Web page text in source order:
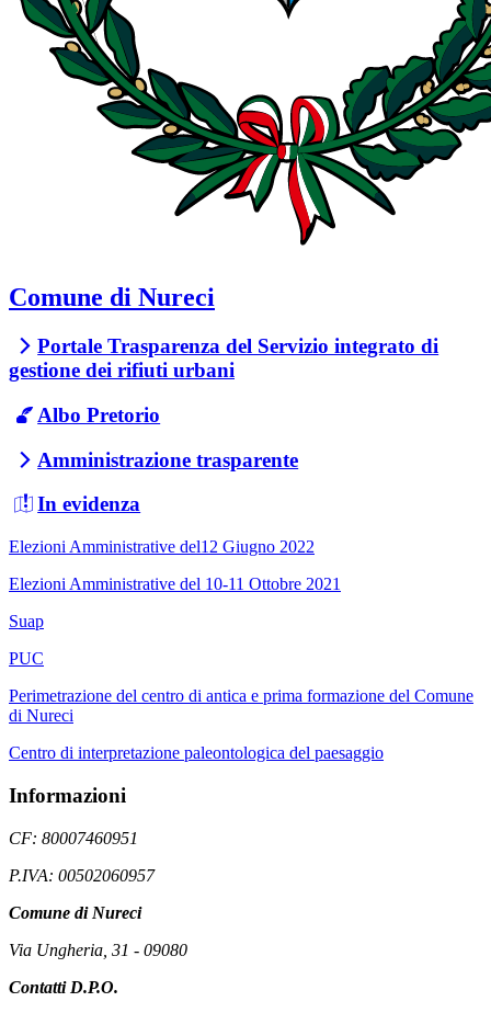
Comune di Nureci
Portale Trasparenza del Servizio integrato di
gestione dei rifiuti urbani
Albo Pretorio
Amministrazione trasparente
In evidenza
Elezioni Amministrative del12 Giugno 2022
Elezioni Amministrative del 10-11 Ottobre 2021
Suap
PUC
Perimetrazione del centro di antica e prima formazione del Comune
di Nureci
Centro di interpretazione paleontologica del paesaggio
Informazioni
CF: 80007460951
P.IVA: 00502060957
Comune di Nureci
Via Ungheria, 31 - 09080
Contatti D.P.O.